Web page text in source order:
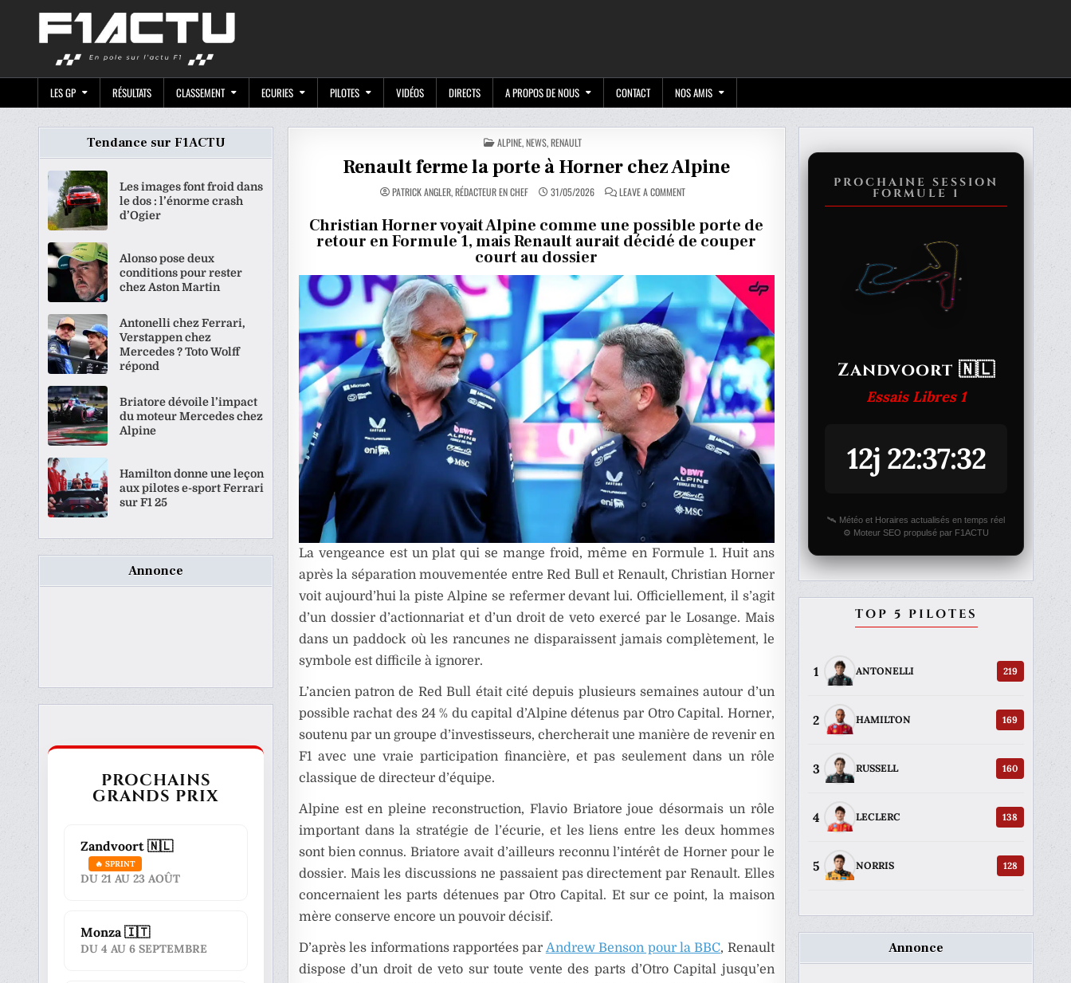
LES GP RÉSULTATS CLASSEMENT ECURIES PILOTES VIDÉOS DIRECTS A PROPOS DE NOUS CONTACT NOS AMIS
POSTED
IN
ALPINE,NEWS,RENAULT
Renault ferme la porte à Horner chez Alpine
PATRICK ANGLER, RÉDACTEUR EN CHEF 31/05/2026 LEAVE A COMMENTON
RENAULT
LA
PORTE
À
HORNER
Christian Horner voyait Alpine comme une possible porte de
retour en Formule 1, mais Renault aurait décidé de couper
court au dossier
La vengeance est un plat qui se mange froid, même en Formule 1. Huit ans
après la séparation mouvementée entre Red Bull et Renault, Christian Horner
voit aujourd’hui la piste Alpine se refermer devant lui. Officiellement, il s’agit
d’un dossier d’actionnariat et d’un droit de veto exercé par le Losange. Mais
dans un paddock où les rancunes ne disparaissent jamais complètement, le
symbole est difficile à ignorer.
L’ancien patron de Red Bull était cité depuis plusieurs semaines autour d’un
possible rachat des 24 % du capital d’Alpine détenus par Otro Capital. Horner,
soutenu par un groupe d’investisseurs, chercherait une manière de revenir en
F1 avec une vraie participation financière, et pas seulement dans un rôle
classique de directeur d’équipe.
Alpine est en pleine reconstruction, Flavio Briatore joue désormais un rôle
important dans la stratégie de l’écurie, et les liens entre les deux hommes
sont bien connus. Briatore avait d’ailleurs reconnu l’intérêt de Horner pour le
dossier. Mais les discussions ne passaient pas directement par Renault. Elles
concernaient les parts détenues par Otro Capital. Et sur ce point, la maison
mère conserve encore un pouvoir décisif.
D’après les informations rapportées par Andrew Benson pour la BBC, Renault
dispose d’un droit de veto sur toute vente des parts d’Otro Capital jusqu’en
Tendance sur F1ACTU
Les images font froid dans
le dos : l’énorme crash
d’Ogier
Alonso pose deux
conditions pour rester
chez Aston Martin
Antonelli chez Ferrari,
Verstappen chez
Mercedes ? Toto Wolff
répond
Briatore dévoile l’impact
du moteur Mercedes chez
Alpine
Hamilton donne une leçon
aux pilotes e-sport Ferrari
sur F1 25
Annonce
PROCHAINS
GRANDS PRIX
Zandvoort 🇳🇱
🔥 SPRINT
DU 21 AU 23 AOÛT
Monza 🇮🇹
DU 4 AU 6 SEPTEMBRE
PROCHAINE SESSION
FORMULE 1
Zandvoort 🇳🇱
Essais Libres 1
12j 22:37:32
🛰️ Météo et Horaires actualisés en temps réel
⚙️ Moteur SEO propulsé par F1ACTU
TOP 5 PILOTES
1 ANTONELLI 219
2 HAMILTON 169
3 RUSSELL 160
4 LECLERC 138
5 NORRIS 128
Annonce